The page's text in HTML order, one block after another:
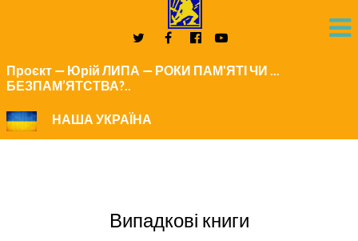
Проєкт — Юрій ЛИПА — РОКИ ПАМ'ЯТІ ЧИ ...
БЕЗПАМ’ЯТСТВА?..
НАША УКРАЇНА
Випадкові книги